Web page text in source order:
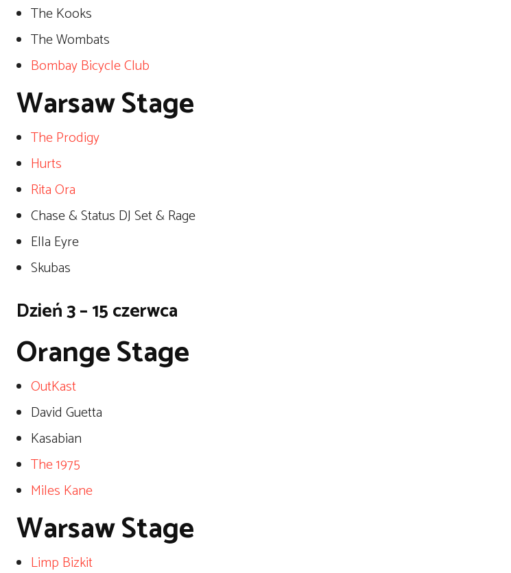
The Kooks
The Wombats
Bombay Bicycle Club
Warsaw Stage
The Prodigy
Hurts
Rita Ora
Chase & Status DJ Set & Rage
Ella Eyre
Skubas
Dzień 3 – 15 czerwca
Orange Stage
OutKast
David Guetta
Kasabian
The 1975
Miles Kane
Warsaw Stage
Limp Bizkit